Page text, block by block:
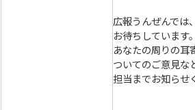
広報うんぜんでは
お待ちしています。
あなたの周りの耳
ついてのご意見な
担当までお知らせ